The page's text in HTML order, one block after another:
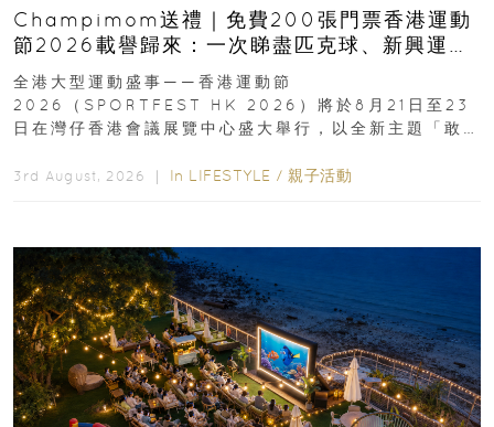
Champimom送禮｜免費200張門票香港運動
節2026載譽歸來：一次睇盡匹克球、新興運
動、街舞比賽＋逾百運動品牌展覽
全港大型運動盛事——香港運動節
2026（SPORTFEST HK 2026）將於8月21日至23
日在灣仔香港會議展覽中心盛大舉行，以全新主題「敢
3rd August, 2026 ｜ In LIFESTYLE / 親子活動